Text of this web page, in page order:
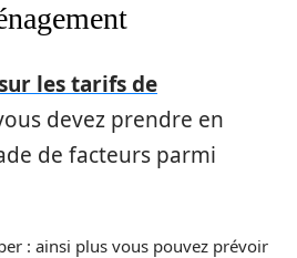
les tarifs de
devez prendre en
de facteurs parmi
: ainsi plus vous pouvez prévoir